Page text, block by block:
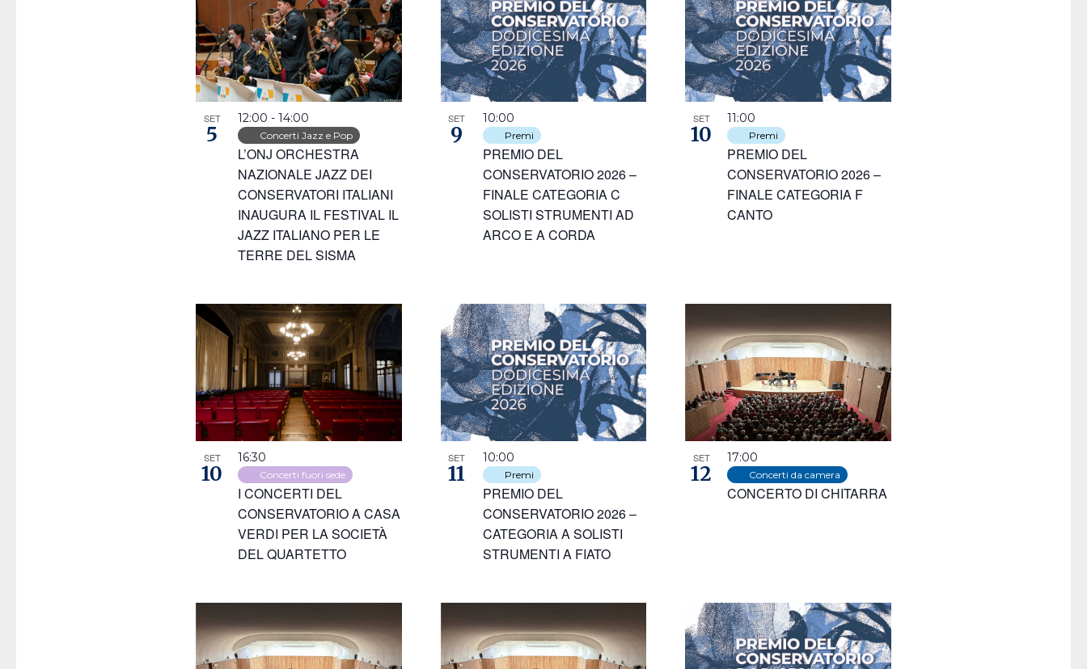
filtrati.
SET
5
L’ONJ ORCHESTRA
NAZIONALE JAZZ DEI
CONSERVATORI ITALIANI
INAUGURA IL FESTIVAL IL
JAZZ ITALIANO PER LE
TERRE DEL SISMA
12:00-14:00
Concerti Jazz e Pop
SET
9
PREMIO DEL
CONSERVATORIO 2026 –
FINALE CATEGORIA C
SOLISTI STRUMENTI AD
ARCO E A CORDA
10:00
Premi
SET
10
PREMIO DEL
CONSERVATORIO 2026 –
FINALE CATEGORIA F
CANTO
11:00
Premi
SET
10
I CONCERTI DEL
CONSERVATORIO A CASA
VERDI PER LA SOCIETÀ
DEL QUARTETTO
16:30
Concerti fuori sede
SET
11
PREMIO DEL
CONSERVATORIO 2026 –
CATEGORIA A SOLISTI
STRUMENTI A FIATO
10:00
Premi
SET
12
CONCERTO DI CHITARRA
17:00
Concerti da camera